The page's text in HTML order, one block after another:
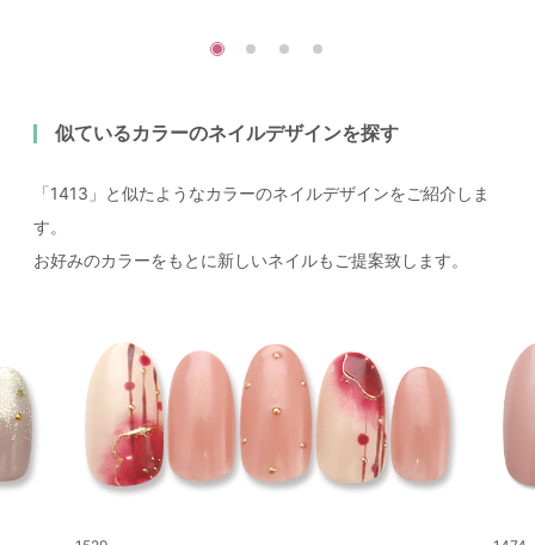
似ているカラーのネイルデザインを探す
「1413」と似たようなカラーのネイルデザインをご紹介しま
す。
お好みのカラーをもとに新しいネイルもご提案致します。